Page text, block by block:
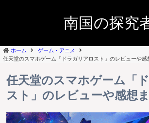
南国の探究
ホーム
ゲーム・アニメ
任天堂のスマホゲーム「ドラガリアロスト」のレビューや感
任天堂のスマホゲーム「
スト」のレビューや感想